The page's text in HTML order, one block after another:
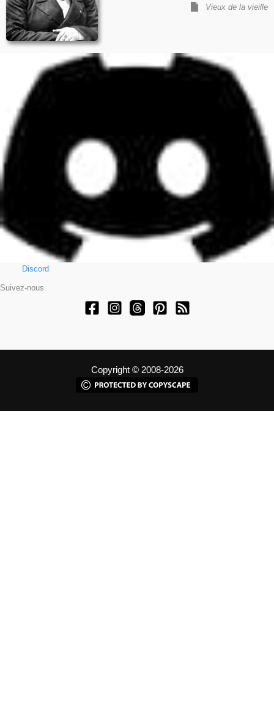
Vieux de la vieille
Discord
Suivez-nous
Copyright © 2008-2026